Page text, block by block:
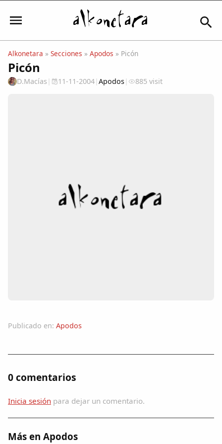
Iniciar sesión
Comunidad
Alkonetara » Secciones » Apodos » Picón
Picón
D.Macías | 11-11-2004| Apodos| 885 visit
Publicado en: Apodos
0 comentarios
Inicia sesión para dejar un comentario.
Más en Apodos